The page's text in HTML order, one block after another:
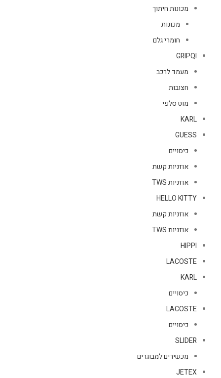
מכונות חיתוך
מכונות
חומרי גלם
GRIPQI
מעמד לרכב
חצובות
מוט סלפי
KARL
GUESS
כיסויים
אוזניות קשת
אוזניות TWS
HELLO KITTY
אוזניות קשת
אוזניות TWS
HIPPI
LACOSTE
KARL
כיסויים
LACOSTE
כיסויים
SLIDER
מכשירים למבוגרים
JETEX